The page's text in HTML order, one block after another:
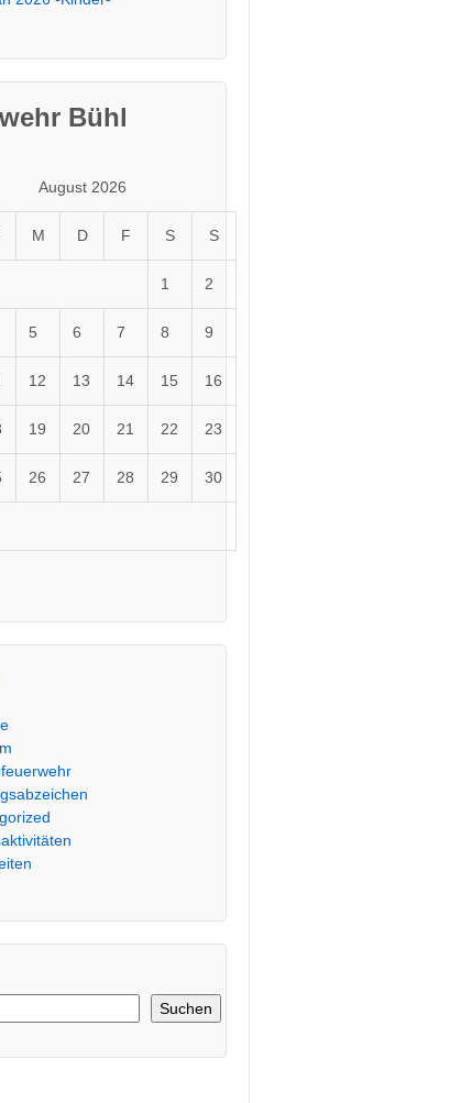
Bühl
August 2026
M D F S S
1 2
5 6 7 8 9
12 13 14 15 16
19 20 21 22 23
26 27 28 29 30
Suchen